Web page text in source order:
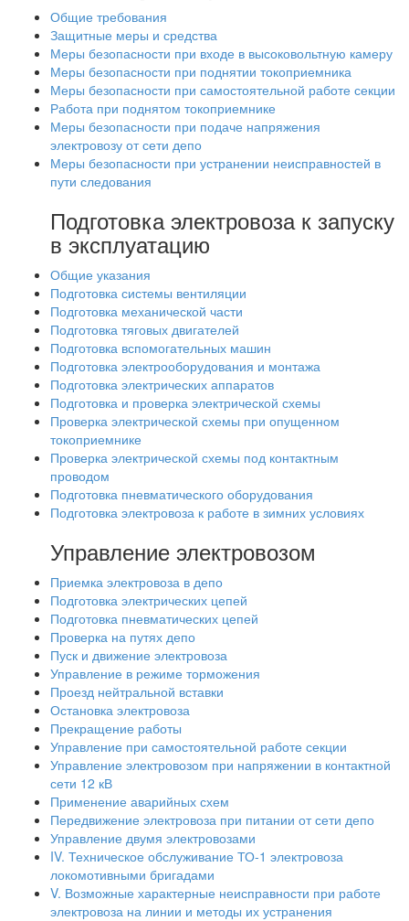
Общие требования
Защитные меры и средства
Меры безопасности при входе в высоковольтную камеру
Меры безопасности при поднятии токоприемника
Меры безопасности при самостоятельной работе секции
Работа при поднятом токоприемнике
Меры безопасности при подаче напряжения
электровозу от сети депо
Меры безопасности при устранении неисправностей в
пути следования
Подготовка электровоза к запуску
в эксплуатацию
Общие указания
Подготовка системы вентиляции
Подготовка механической части
Подготовка тяговых двигателей
Подготовка вспомогательных машин
Подготовка электрооборудования и монтажа
Подготовка электрических аппаратов
Подготовка и проверка электрической схемы
Проверка электрической схемы при опущенном
токоприемнике
Проверка электрической схемы под контактным
проводом
Подготовка пневматического оборудования
Подготовка электровоза к работе в зимних условиях
Управление электровозом
Приемка электровоза в депо
Подготовка электрических цепей
Подготовка пневматических цепей
Проверка на путях депо
Пуск и движение электровоза
Управление в режиме торможения
Проезд нейтральной вставки
Остановка электровоза
Прекращение работы
Управление при самостоятельной работе секции
Управление электровозом при напряжении в контактной
сети 12 кВ
Применение аварийных схем
Передвижение электровоза при питании от сети депо
Управление двумя электровозами
IV. Техническое обслуживание ТО-1 электровоза
локомотивными бригадами
V. Возможные характерные неисправности при работе
электровоза на линии и методы их устранения